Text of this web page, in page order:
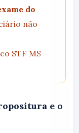
do
não
STF MS
e o